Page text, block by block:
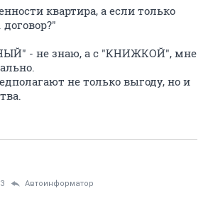
квартира, а если только
- не знаю, а с "КНИЖКОЙ", мне
не только выгоду, но и
Автоинформатор